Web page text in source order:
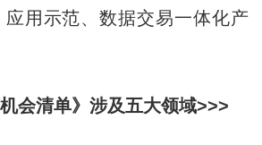
用示范、数据交易一体化产
机会清单》涉及五大领域>>>